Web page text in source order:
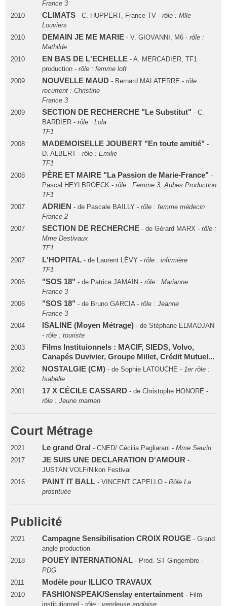
France 3
2010
CLIMATS- C. HUPPERT, France TV - rôle : Mlle
Louviers
2010
DEMAIN JE ME MARIE- V. GIOVANNI, M6 - rôle :
Mathilde
2010
EN BAS DE L'ECHELLE- A. MERCADIER, TF1
production - rôle : femme loft
2009
NOUVELLE MAUD- Bernard MALATERRE - rôle
recurrent : Christine
France 3
2009
SECTION DE RECHERCHE "Le Substitut" - C.
BARDIER - rôle : Lola
TF1
2008
MADEMOISELLE JOUBERT "En toute amitié" -
D. ALBERT - rôle : Emilie
TF1
2008
PÈRE ET MAIRE "La Passion de Marie-France" -
Pascal HEYLBROECK - rôle : Femme 3, Aubes Production
TF1
2007
ADRIEN - de Pascale BAILLY - rôle : femme médecin
France 2
2007
SECTION DE RECHERCHE- de Gérard MARX - rôle :
Mme Destivaux
TF1
2007
L'HOPITAL- de Laurent LÉVY - rôle : infirmière
TF1
2006
"SOS 18" - de Patrice JAMAIN - rôle : Marianne
France 3
2006
"SOS 18" - de Bruno GARCIA - rôle : Jeanne
France 3
2004
ISALINE (Moyen Métrage)- de Stéphane ELMADJAN
- rôle : touriste
2003
Films Instituionnels : MACIF, SIEDS, Volvo,
Canapés Duvivier, Groupe Millet, Crédit Mutuel...
2002 NOSTALGIE (CM)- de Sophie LATOUCHE - 1er rôle :
Isabelle
2001
17 X CÉCILE CASSARD- de Christophe HONORÉ -
rôle : Jeune maman
Court Métrage
2021 Le grand Oral - CNED/ Cécilia Pagliarani - Mme Seurin
2017
JE SUIS UNE DECLARATION D'AMOUR -
JUSTAN VOLF/Nikon Festival
2016
PAINT IT BALL- VINCENT CAPELLO - Rôle La
prostituée
Publicité
2021 Campagne Sensibilisation CROIX ROUGE- Grand
angle production
2018
POUEY INTERNATIONAL- Prod. ST Gingembre -
PDG
2011
Modèle pour ILLICO TRAVAUX
2010 FASHIONSPEAK/Senslay entertainment- Film
institutionnel - rôle : vendeuse anglaise